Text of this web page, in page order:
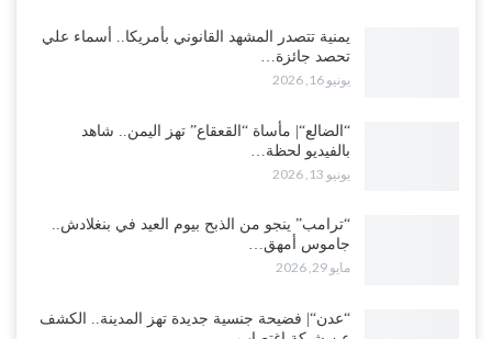
يمنية تتصدر المشهد القانوني بأمريكا.. أسماء علي
تحصد جائزة…
يونيو 16, 2026
“الضالع“| مأساة “القعقاع” تهز اليمن.. شاهد
بالفيديو لحظة…
يونيو 13, 2026
“ترامب” ينجو من الذبح بيوم العيد في بنغلادش..
جاموس أمهق…
مايو 29, 2026
“عدن“| فضيحة جنسية جديدة تهز المدينة.. الكشف